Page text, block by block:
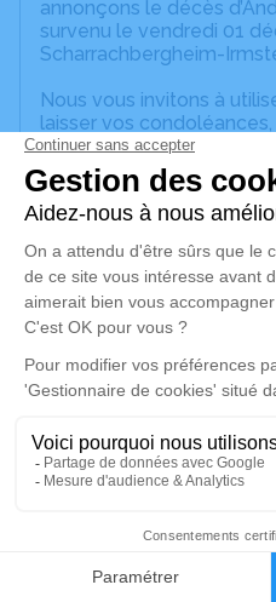
Faire-part
annonçons le décès
survenu le vendredi 01
Scharrachbergheim-
Nous vous invitons à
laisser vos
souvenirs, une anecdote
à travers des poèmes ou
est un lieu d'expression
mémoire d’André Jean
Un service de plantation
disponible ici.
mercredi 06
Eglise Protestante
1, Rue de l'École
67310